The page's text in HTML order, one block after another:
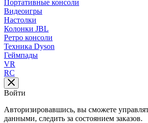
Портативные консоли
Видеоигры
Настолки
Колонки JBL
Ретро консоли
Техника Dyson
Геймпады
VR
RC
Войти
Авторизировавшись, вы сможете
данными, следить за состоянием заказов.